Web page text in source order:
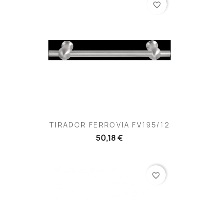
TIRADOR FERROVIA FV195/12
50,18 €
favorite_border
favorite_border